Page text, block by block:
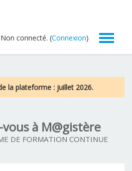
Non connecté. (Connexion)
la plateforme : juillet 2026.
à M@gistère
DE FORMATION CONTINUE